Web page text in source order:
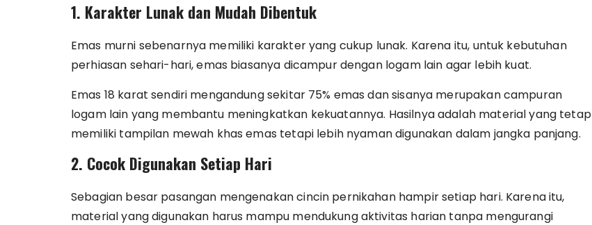
1. Karakter Lunak dan Mudah Dibentuk
Emas murni sebenarnya memiliki karakter yang cukup lunak. Karena itu, untuk kebutuhan
perhiasan sehari-hari, emas biasanya dicampur dengan logam lain agar lebih kuat.
Emas 18 karat sendiri mengandung sekitar 75% emas dan sisanya merupakan campuran
logam lain yang membantu meningkatkan kekuatannya. Hasilnya adalah material yang tetap
memiliki tampilan mewah khas emas tetapi lebih nyaman digunakan dalam jangka panjang.
2. Cocok Digunakan Setiap Hari
Sebagian besar pasangan mengenakan cincin pernikahan hampir setiap hari. Karena itu,
material yang digunakan harus mampu mendukung aktivitas harian tanpa mengurangi